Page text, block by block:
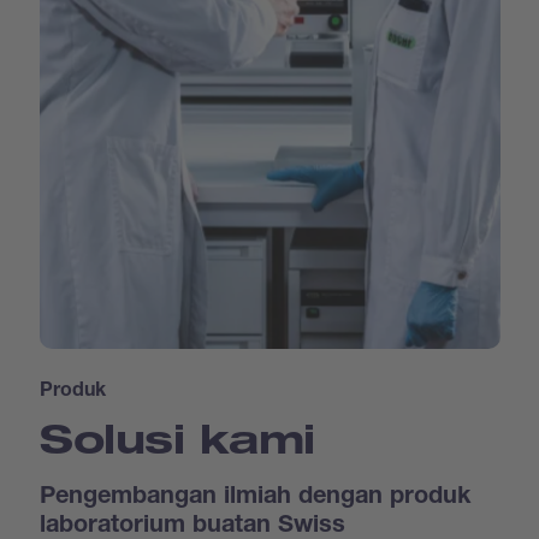
Produk
Solusi kami
Pengembangan ilmiah dengan produk
laboratorium buatan Swiss